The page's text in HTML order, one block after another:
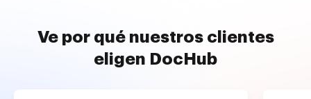
Ve por qué nuestros clientes
eligen DocHub